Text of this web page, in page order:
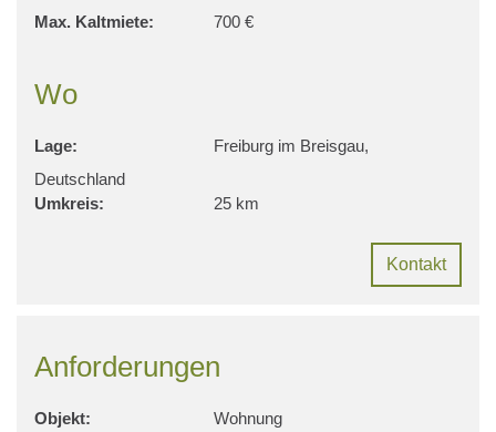
Max. Kaltmiete:
700 €
Wo
Lage:
Freiburg im Breisgau,
Deutschland
Umkreis:
25 km
Kontakt
Anforderungen
Objekt:
Wohnung